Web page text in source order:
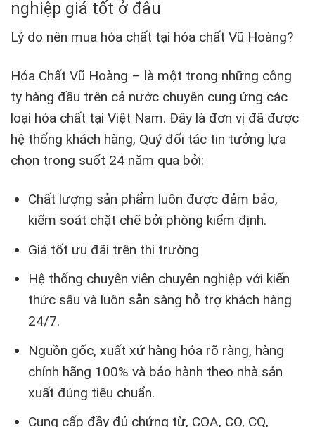
nghiệp giá tốt ở đâu
Lý do nên mua hóa chất tại hóa chất Vũ Hoàng?
Hóa Chất Vũ Hoàng – là một trong những công
ty hàng đầu trên cả nước chuyên cung ứng các
loại hóa chất tại Việt Nam. Đây là đơn vị đã được
hệ thống khách hàng, Quý đối tác tin tưởng lựa
chọn trong suốt 24 năm qua bởi:
Chất lượng sản phẩm luôn được đảm bảo,
kiểm soát chặt chẽ bởi phòng kiểm định.
Giá tốt ưu đãi trên thị trường
Hệ thống chuyên viên chuyên nghiệp với kiến
thức sâu và luôn sẵn sàng hỗ trợ khách hàng
24/7.
Nguồn gốc, xuất xứ hàng hóa rõ ràng, hàng
chính hãng 100% và bảo hành theo nhà sản
xuất đúng tiêu chuẩn.
Cung cấp đầy đủ chứng từ, COA, CO, CQ,